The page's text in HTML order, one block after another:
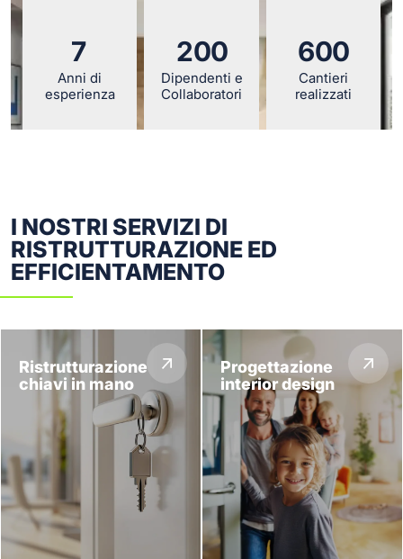
7
Anni di
esperienza
200
Dipendenti e
Collaboratori
600
Cantieri
realizzati
I NOSTRI SERVIZI DI
RISTRUTTURAZIONE ED
EFFICIENTAMENTO
Ristrutturazione
chiavi in mano
Progettazione
interior design